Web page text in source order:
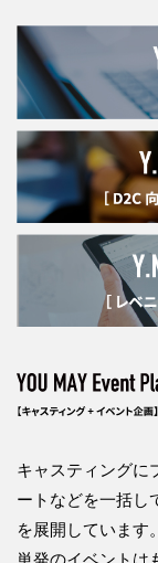
キャスティングに
ートなどを一括し
を展開しています。
単発のイベントは